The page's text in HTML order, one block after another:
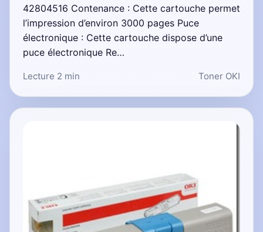
42804516 Contenance : Cette cartouche permet
l’impression d’environ 3000 pages Puce
électronique : Cette cartouche dispose d’une
puce électronique Re…
Lecture 2 min Toner OKI